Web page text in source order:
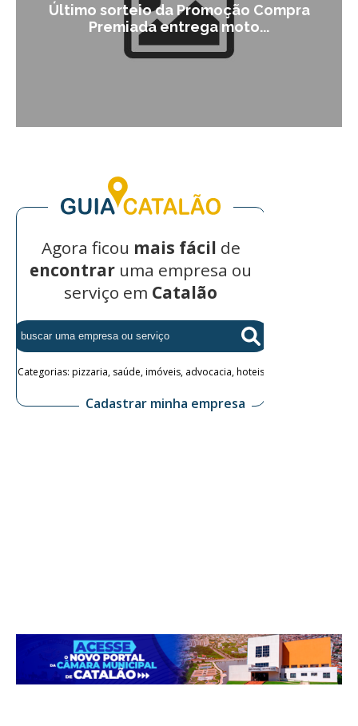
Último sorteio da Promoção Compra
Premiada entrega moto...